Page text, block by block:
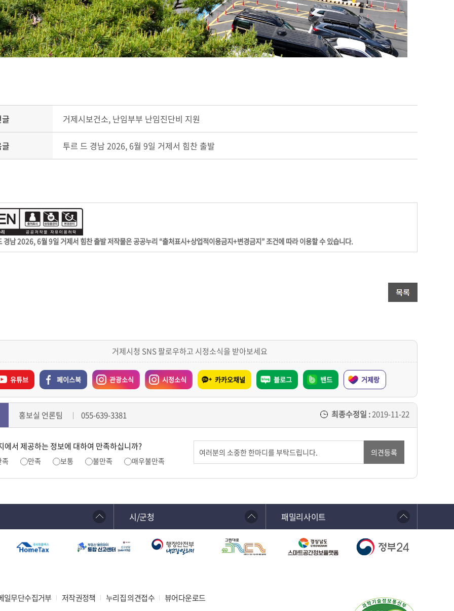
거제시보건소, 난임부부 난임진단비 지원
투르 드 경남 2026, 6월 9일 거제서 힘찬 출발
경남 2026, 6월 9일 거제서 힘찬 출발 저작물은 공공누리 “출처표시+상업적이용금지+변경금지” 조건에 따라 이용할 수 있습니다.
거제시청 SNS 팔로우하고 시정소식을 받아보세요
유튜브 페이스북 관광소식 시정소식 카카오채널 블로그 밴드 거제랑
홍보실 언론팀 055-639-3381 최종수정일 :2019-11-22
에서 제공하는 정보에 대하여 만족하십니까?
만족 보통 불만족 매우불만족
의견등록
시/군청 패밀리사이트
일무단수집거부 저작권정책 누리집 의견접수 뷰어다운로드